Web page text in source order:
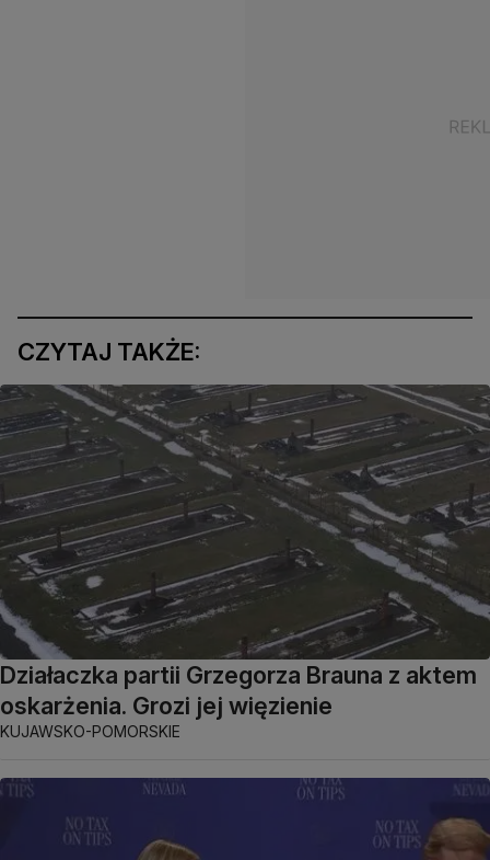
CZYTAJ TAKŻE:
Działaczka partii Grzegorza Brauna z aktem
oskarżenia. Grozi jej więzienie
KUJAWSKO-POMORSKIE